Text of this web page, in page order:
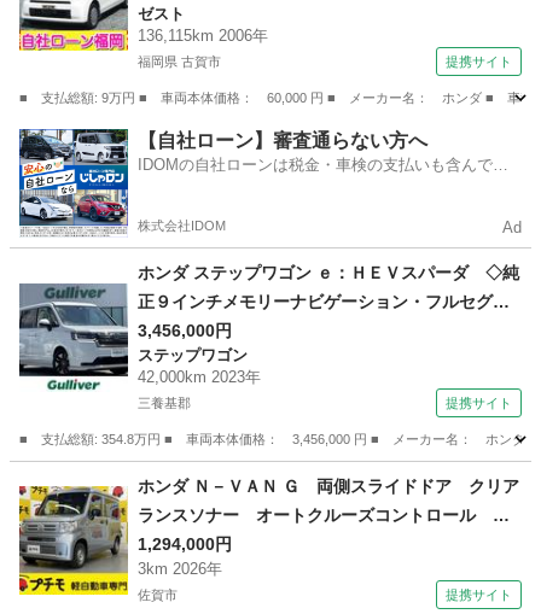
ゼスト
136,115km 2006年
福岡県 古賀市 提携サイト
■ 支払総額: 9万円 ■ 車両本体価格： 60,000 円 ■ メーカー名： ホンダ ■ 車
福岡 古賀市 ゼスト
【自社ローン】審査通らない方へ
IDOMの自社ローンは税金・車検の支払いも含んでい
株式会社IDOM Ad
ホンダ ステップワゴン ｅ：ＨＥＶスパーダ ◇純
正９インチメモリーナビゲーション・フルセグＴ
Ｖ／ＣＤ／ＤＶＤ／ＳＤ／ＵＳＢ／Ｂｌｕｅｔｏ
ｏｔｈ◇純正フリップダウンモニター◇バックカ
メラ◇前方ドライブレコーダー◇ビルトインＥＴ
3,456,000円
ステップワゴン
42,000km 2023年
三養基郡 提携サイト
■ 支払総額: 354.8万円 ■ 車両本体価格： 3,456,000 円 ■ メーカー名： ホンダ
ステップワゴン
ホンダ Ｎ－ＶＡＮ Ｇ 両側スライドドア クリア
ランスソナー オートクルーズコントロール レ
ーンアシスト 衝突被害軽減システム オートラ
イト キーレスエントリー アイドリングストッ
プ ＣＶＴ ＡＢＳ ＥＳＣ エアコン （検10.
1,294,000円
3km 2026年
佐賀市 提携サイト